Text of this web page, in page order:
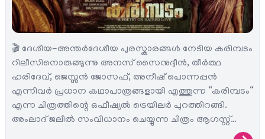
🎬 ദേശീയ-അന്തർദേശീയ പുരസ്കാരങ്ങൾ നേടിയ കരിമ്പടം
റിലീസിനൊരുങ്ങുന്നു അനസ് സൈനുദ്ദീൻ, തീർത്ഥ
ഹരിദേവ്, ജെസ്സൻ ജോസഫ്, അനീഷ് പൊന്നപ്പൻ
എന്നിവർ പ്രധാന കഥാപാത്രങ്ങളായി എത്തുന്ന “കരിമ്പടം“
എന്ന ചിത്രത്തിന്റെ ഒഫീഷ്യൽ ട്രെയിലർ പുറത്തിറങ്ങി.
അംലാദ് ജലീൽ സംവിധാനം ചെയ്യുന്ന ചിത്രം ആഗസ്റ്റ്…